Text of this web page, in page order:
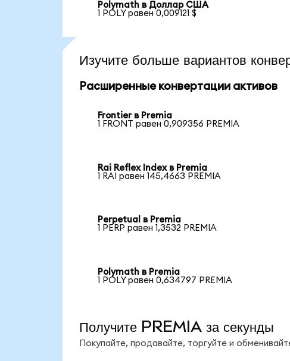
Polymath в Доллар США
1 POLY равен 0,009121 $
Изучите больше вариантов
Расширенные конвертации активов
Frontier в Premia
1 FRONT равен 0,909356 PREMIA
Rai Reflex Index в Premia
1 RAI равен 145,4663 PREMIA
Perpetual в Premia
1 PERP равен 1,3532 PREMIA
Polymath в Premia
1 POLY равен 0,634797 PREMIA
Получите PREMIA за секунды
Покупайте, продавайте, торгуйте и